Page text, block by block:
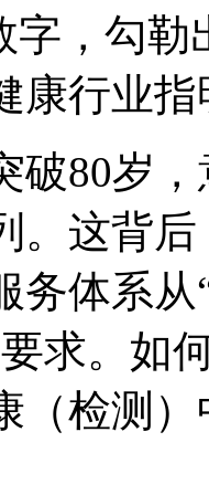
字，勾
康行业
破80岁
。这背
务体系
求。如
（检测